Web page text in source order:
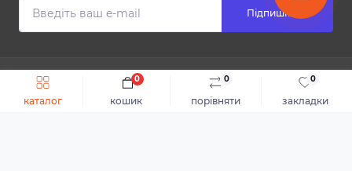
каталог порівняти
0
закладки
0
кошик
0
Швидке замовлення До кошика
Підпишіться
ІНФОРМАЦІЯ